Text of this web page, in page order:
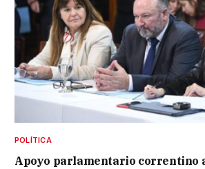
POLÍTICA
Apoyo parlamentario correntino